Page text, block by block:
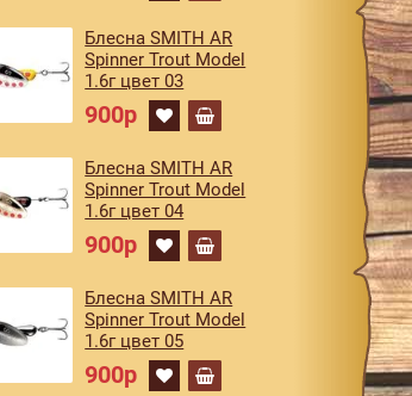
Блесна SMITH AR
Spinner Trout Model
1.6г цвет 03
900р
Блесна SMITH AR
Spinner Trout Model
1.6г цвет 04
900р
Блесна SMITH AR
Spinner Trout Model
1.6г цвет 05
900р